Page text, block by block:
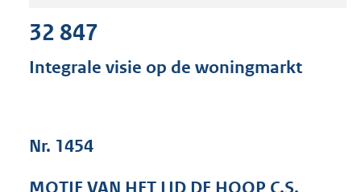
s
32 847
Integrale visie op de woningmarkt
Nr. 1454
MOTIE VAN HET LID DE HOOP C.S.